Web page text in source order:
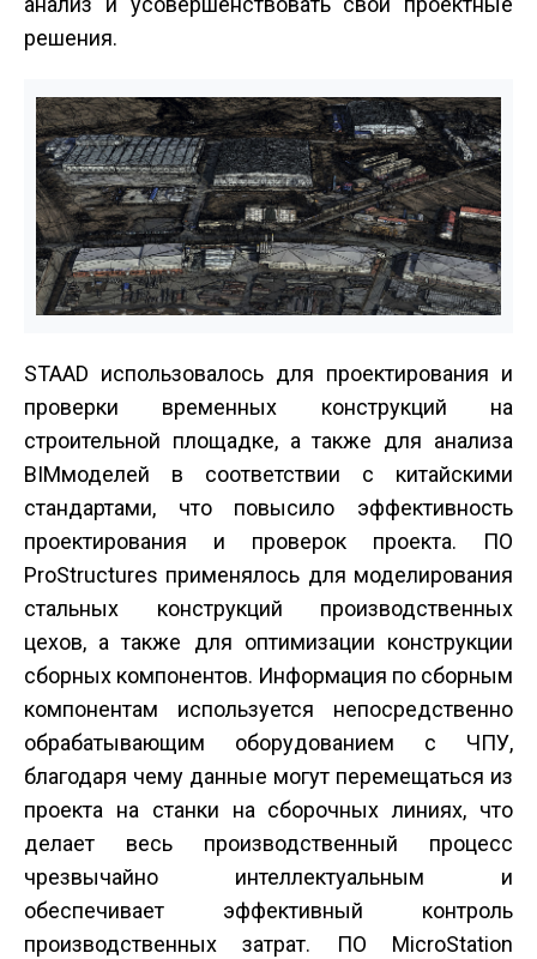
решения.
STAAD использовалось для проектирования и
проверки временных конструкций на
строительной площадке, а также для анализа
BIM­моделей в соответствии с китайскими
стандартами, что повысило эффективность
проектирования и проверок проекта. ПО
ProStructures применялось для моделирования
стальных конструкций производственных
цехов, а также для оптимизации конструкции
сборных компонентов. Информация по сборным
компонентам используется непосредственно
обрабатывающим оборудованием с ЧПУ,
благодаря чему данные могут перемещаться из
проекта на станки на сборочных линиях, что
делает весь производственный процесс
чрезвычайно интеллектуальным и
обеспечивает эффективный контроль
производственных затрат. ПО MicroStation